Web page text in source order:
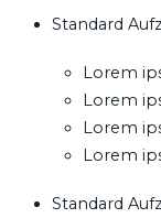
Standard
Lorem
Lorem
Lorem
Lorem
Standard